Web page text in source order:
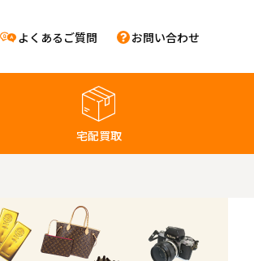
よくあるご質問 お問い合わせ
宅配買取